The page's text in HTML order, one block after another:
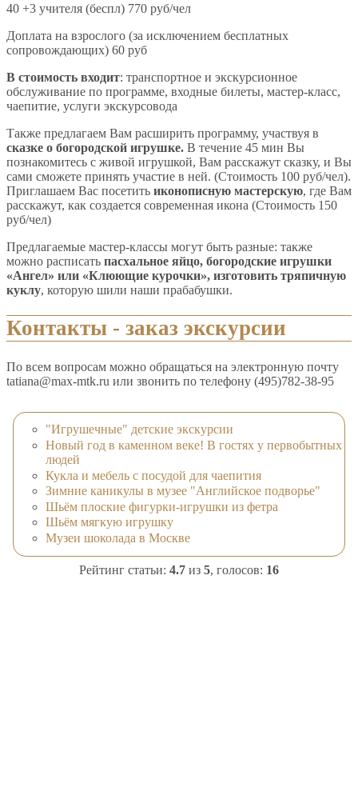
40 +3 учителя (беспл) 770 руб/чел
Доплата на взрослого (за исключением бесплатных
сопровождающих) 60 руб
В стоимость входит: транспортное и экскурсионное
обслуживание по программе, входные билеты, мастер-класс,
чаепитие, услуги экскурсовода
Также предлагаем Вам расширить программу, участвуя в
сказке о богородской игрушке. В течение 45 мин Вы
познакомитесь с живой игрушкой, Вам расскажут сказку, и Вы
сами сможете принять участие в ней. (Стоимость 100 руб/чел).
Приглашаем Вас посетить иконописную мастерскую, где Вам
расскажут, как создается современная икона (Стоимость 150
руб/чел)
Предлагаемые мастер-классы могут быть разные: также
можно расписать пасхальное яйцо, богородские игрушки
«Ангел» или «Клюющие курочки», изготовить тряпичную
куклу, которую шили наши прабабушки.
Контакты - заказ экскурсии
По всем вопросам можно обращаться на электронную почту
tatiana@max-mtk.ru или звонить по телефону (495)782-38-95
"Игрушечные" детские экскурсии
Новый год в каменном веке! В гостях у первобытных
людей
Кукла и мебель с посудой для чаепития
Зимние каникулы в музее "Английское подворье"
Шьём плоские фигурки-игрушки из фетра
Шьём мягкую игрушку
Музеи шоколада в Москве
Рейтинг статьи: 4.7 из 5, голосов: 16